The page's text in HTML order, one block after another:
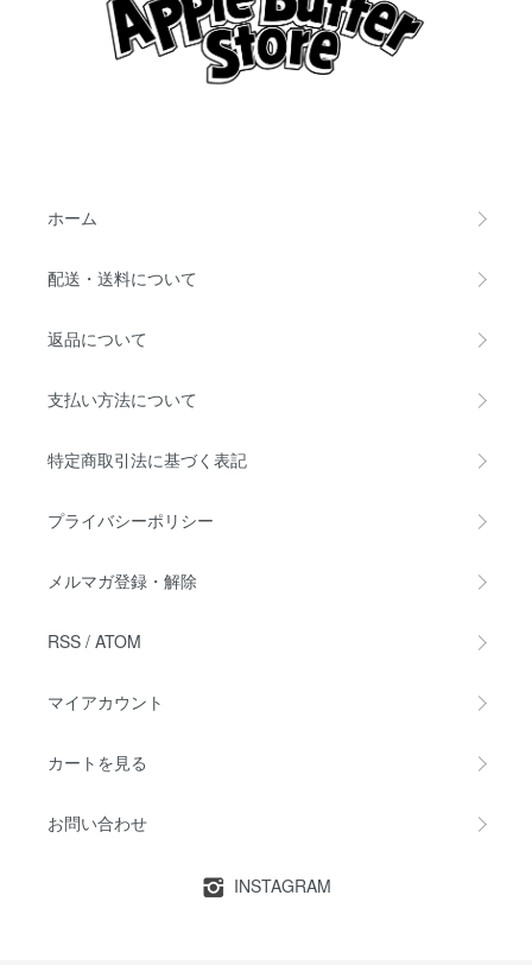
ホーム
配送・送料について
返品について
支払い方法について
特定商取引法に基づく表記
プライバシーポリシー
メルマガ登録・解除
RSS / ATOM
マイアカウント
カートを見る
お問い合わせ
INSTAGRAM